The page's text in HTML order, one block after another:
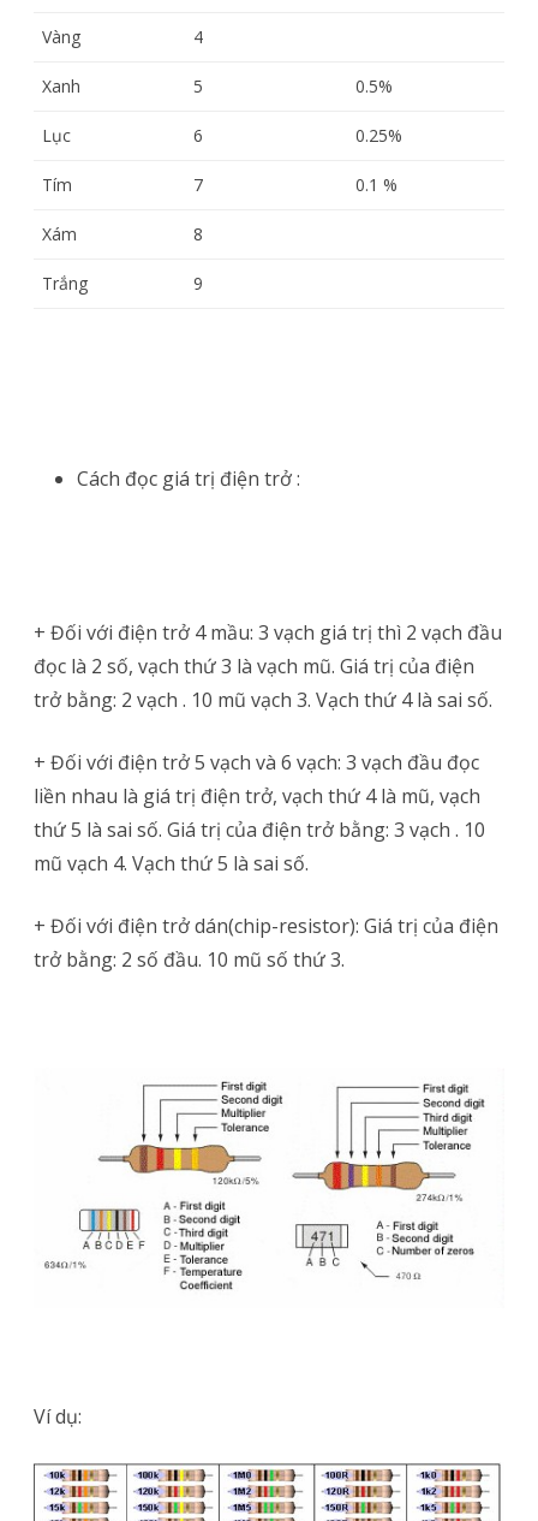
Vàng 4
Xanh 5 0.5%
Lục 6 0.25%
Tím 7 0.1 %
Xám 8
Trắng 9
Cách đọc giá trị điện trở :
+ Đối với điện trở 4 mầu: 3 vạch giá trị thì 2 vạch đầu
đọc là 2 số, vạch thứ 3 là vạch mũ. Giá trị của điện
trở bằng: 2 vạch . 10 mũ vạch 3. Vạch thứ 4 là sai số.
+ Đối với điện trở 5 vạch và 6 vạch: 3 vạch đầu đọc
liền nhau là giá trị điện trở, vạch thứ 4 là mũ, vạch
thứ 5 là sai số. Giá trị của điện trở bằng: 3 vạch . 10
mũ vạch 4. Vạch thứ 5 là sai số.
+ Đối với điện trở dán(chip-resistor): Giá trị của điện
trở bằng: 2 số đầu. 10 mũ số thứ 3.
Ví dụ: